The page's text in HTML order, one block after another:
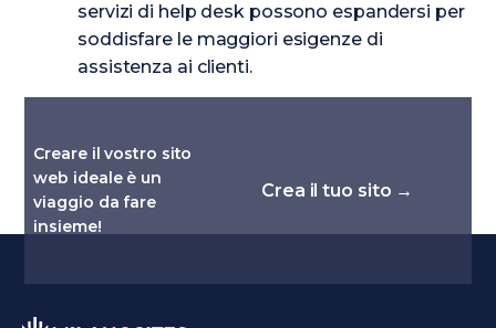
servizi di help desk possono espandersi per
soddisfare le maggiori esigenze di
assistenza ai clienti.
Creare il vostro sito
web ideale è un
viaggio da fare
insieme!
Crea il tuo sito →